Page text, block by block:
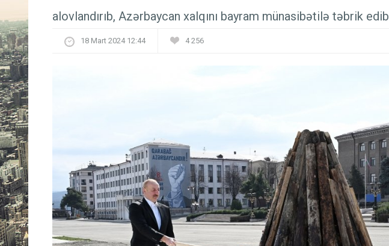
alovlandırıb, Azərbaycan xalqını bayram münasibətilə təbrik edib
18 Mart 2024 12:44 4 256